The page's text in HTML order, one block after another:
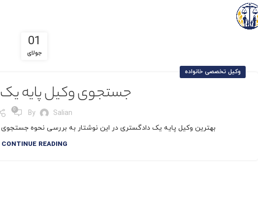
01
جولای
وکیل تخصصی خانواده
جستجوی وکیل پایه
By Salian
0
بهترین وکیل پایه یک دادگستری در این نوشتار به بررسی نحوه
CONTINUE READING